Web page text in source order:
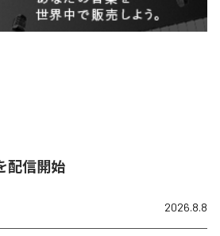
配信開始
2026.8.8